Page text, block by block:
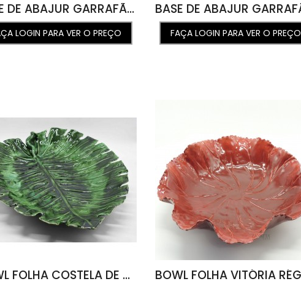
BASE DE ABAJUR GARRAFÃO COM DESENHO DE FOLHAS E APLICAÇÃO DE ARARA 50L X 65A X 50C
LOGIN PARA VER O PREÇO FAÇA LOGIN PARA VER O PREÇO
BOWL FOLHA COSTELA DE ADÃO M VERDE ORLANDO 50L X 69C X 9A